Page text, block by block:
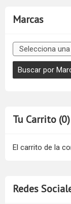
Marcas
Tu Carrito (0)
El carrito de la
Redes